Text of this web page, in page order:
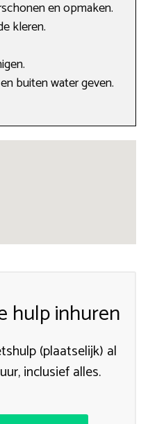
en opmaken.
kleren.
buiten water geven.
hulp inhuren
(plaatselijk) al
inclusief alles.